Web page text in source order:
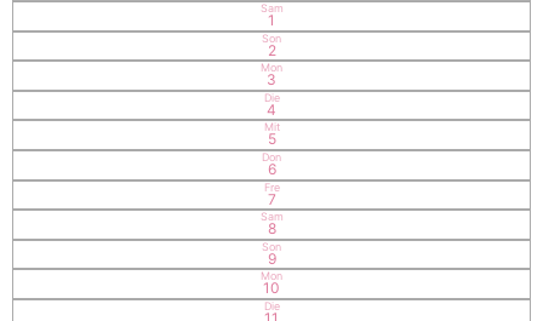
Sam
1
Son
2
Mon
3
Die
4
Mit
5
Don
6
Fre
7
Sam
8
Son
9
Mon
10
Die